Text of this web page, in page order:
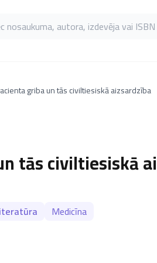
nosaukuma, autora, izdevēja vai ISBN
griba un tās civiltiesiskā aizsardzība
tās civiltiesiskā
Medicīna